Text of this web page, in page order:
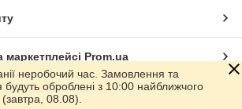
маркетплейсі Prom.ua
неробочий час. Замовлення та
будуть оброблені з 10:00 найближчого
08.08).